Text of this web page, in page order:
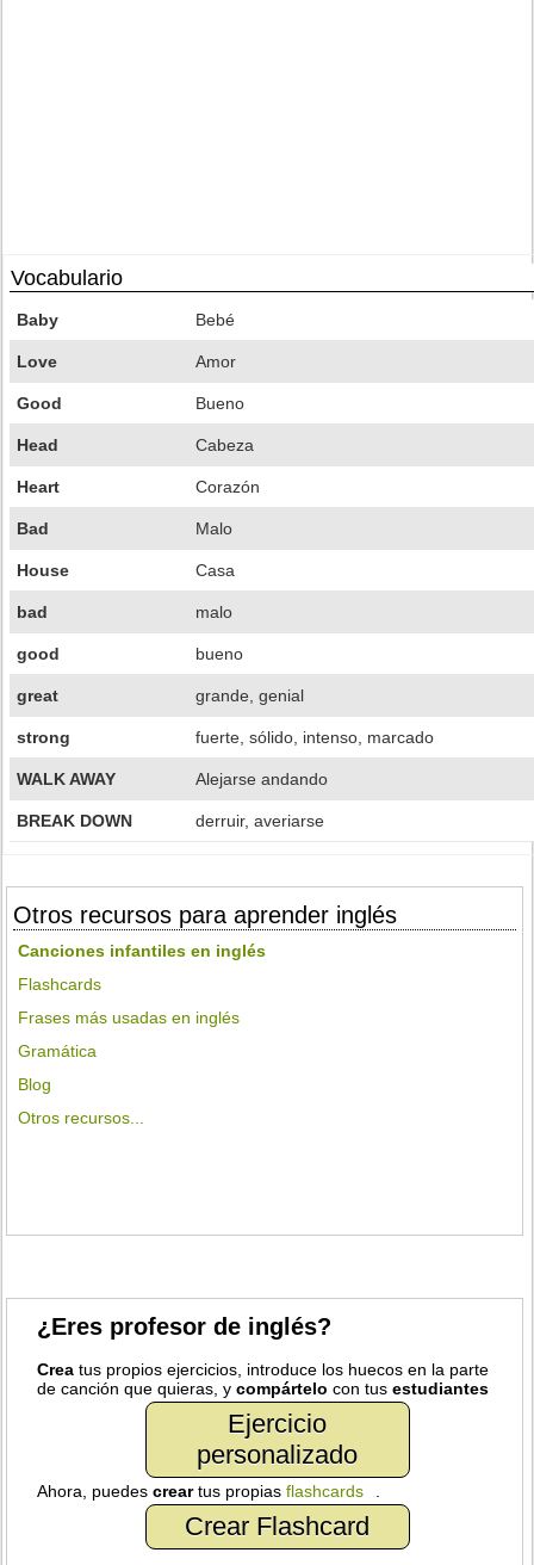
Vocabulario
Baby Bebé
Love Amor
Good Bueno
Head Cabeza
Heart Corazón
Bad Malo
House Casa
bad malo
good bueno
great grande, genial
strong fuerte, sólido, intenso, marcado
WALK AWAY Alejarse andando
BREAK DOWN derruir, averiarse
Otros recursos para aprender inglés
Canciones infantiles en inglés
Flashcards
Frases más usadas en inglés
Gramática
Blog
Otros recursos...
¿Eres profesor de inglés?
Crea tus propios ejercicios, introduce los huecos en la parte
de canción que quieras, ycompártelo con tusestudiantes
Ejercicio
personalizado
Ahora, puedescreartus propiasflashcards
Crear Flashcard